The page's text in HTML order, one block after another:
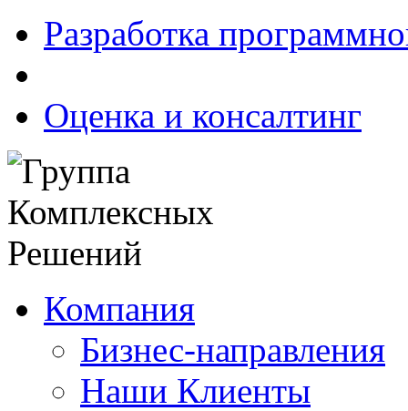
Разработка
Оценка и консалтинг
Компания
Бизнес-направления
Наши Клиенты